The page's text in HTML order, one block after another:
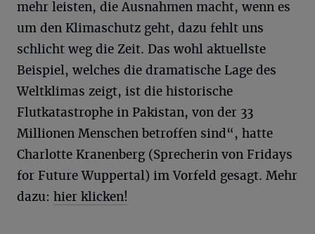
mehr leisten, die Ausnahmen macht, wenn es
um den Klimaschutz geht, dazu fehlt uns
schlicht weg die Zeit. Das wohl aktuellste
Beispiel, welches die dramatische Lage des
Weltklimas zeigt, ist die historische
Flutkatastrophe in Pakistan, von der 33
Millionen Menschen betroffen sind“, hatte
Charlotte Kranenberg (Sprecherin von Fridays
for Future Wuppertal) im Vorfeld gesagt. Mehr
dazu: hier klicken!